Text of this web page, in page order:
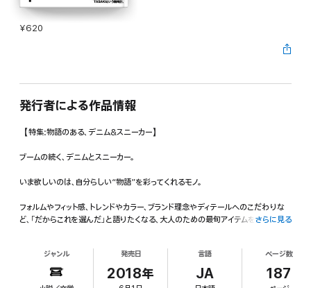
¥620
発行者による作品情報
【特集:物語のある、デニム&スニーカー】
ブームの続く、デニムとスニーカー。
いま欲しいのは、自分らしい“物語”を彩ってくれるモノ。
フォルムやフィット感、トレンドやカラー、ブランド理念やディテールへのこだわりな
ど、「だからこれを選んだ」と語りたくなる、大人のための最旬アイテムを紹介しま
01 | トッズ スリッポン 大人の夏にふさわしい、爽やかなデニムのシューズ
02 | ジェイエムウエストン 649 スニーカー あの赤土をイメージした、老舗ブランド
さらに見る
ジャンル 発売日
2018年
言語
JA
ページ数
187